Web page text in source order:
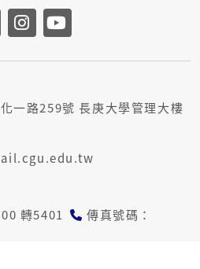
前往長庚大學facebook
前往長庚大學
一路259號 長庚大學管理大樓
轉5401
傳真號碼：